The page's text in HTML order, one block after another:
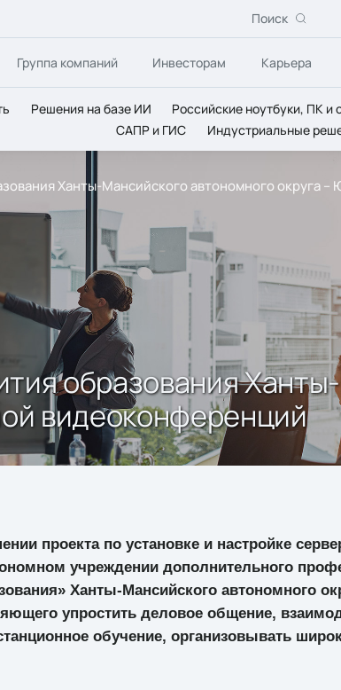
Поиск
Группа компаний Инвесторам Карьера
Решения на базе ИИ Российские ноутбуки, ПК и
САПР и ГИС
Индустриальные
Ханты-Мансийского автономного округа
образования
видеоконференций
проекта по установке и настройке
учреждении дополнительного
Ханты-Мансийского автономного
упростить деловое общение,
обучение, организовывать